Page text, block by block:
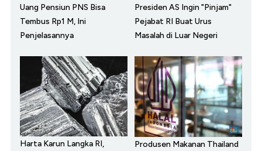
Uang Pensiun PNS Bisa
Tembus Rp1 M, Ini
Penjelasannya
Presiden AS Ingin "Pinjam"
Pejabat RI Buat Urus
Masalah di Luar Negeri
Harta Karun Langka RI,
Produsen Makanan Thailand